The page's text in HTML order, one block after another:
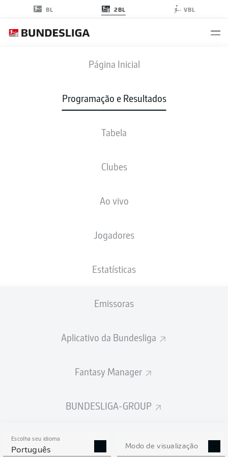
BL 2BL VBL
Página Inicial
Programação e Resultados
Tabela
Clubes
Ao vivo
Jogadores
Estatísticas
Emissoras
Aplicativo da Bundesliga
Fantasy Manager
BUNDESLIGA-GROUP
Escolha seu idioma
Português Modo de visualização
FCM KSV
ESCALAÇÕES
0